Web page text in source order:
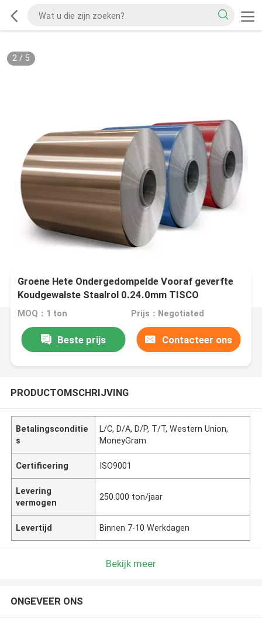
2/ 5
Groene Hete Ondergedompelde Vooraf geverfte
Koudgewalste Staalrol 0.24.0mm TISCO
MOQ：1 ton Prijs：Negotiated
Beste prijs Contacteer ons
PRODUCTOMSCHRIJVING
Betalingsconditie
s
L/C, D/A, D/P, T/T, Western Union,
MoneyGram
Certificering ISO9001
Levering
vermogen
250.000 ton/jaar
Levertijd Binnen 7-10 Werkdagen
Bekijk meer
ONGEVEER ONS